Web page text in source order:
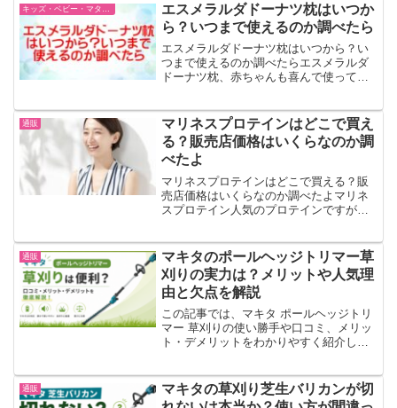
エスメラルダドーナツ枕はいつか
ら？いつまで使えるのか調べたら
エスメラルダドーナツ枕はいつから？い
つまで使えるのか調べたらエスメラルダ
ドーナツ枕、赤ちゃんも喜んで使ってい
ら使うことができるのかいつまで使える
のか気になるので調べてみ...
通販
マリネスプロテインはどこで買え
る？販売店価格はいくらなのか調
べたよ
マリネスプロテインはどこで買える？販
売店価格はいくらなのか調べたよマリネ
スプロテイン人気のプロテインですが、
るのかマリネスプロテインどこで売って
るか調べてみると薬局など...
通販
マキタのポールヘッジトリマー草
刈りの実力は？メリットや人気理
由と欠点を解説
この記事では、マキタ ポールヘッジトリ
マー 草刈りの使い勝手や口コミ、メリッ
ト・デメリットをわかりやすく紹介しま
を広い範囲で高めに刈りたい人には便利
な選択肢です。バリカ...
通販
マキタの草刈り芝生バリカンが切